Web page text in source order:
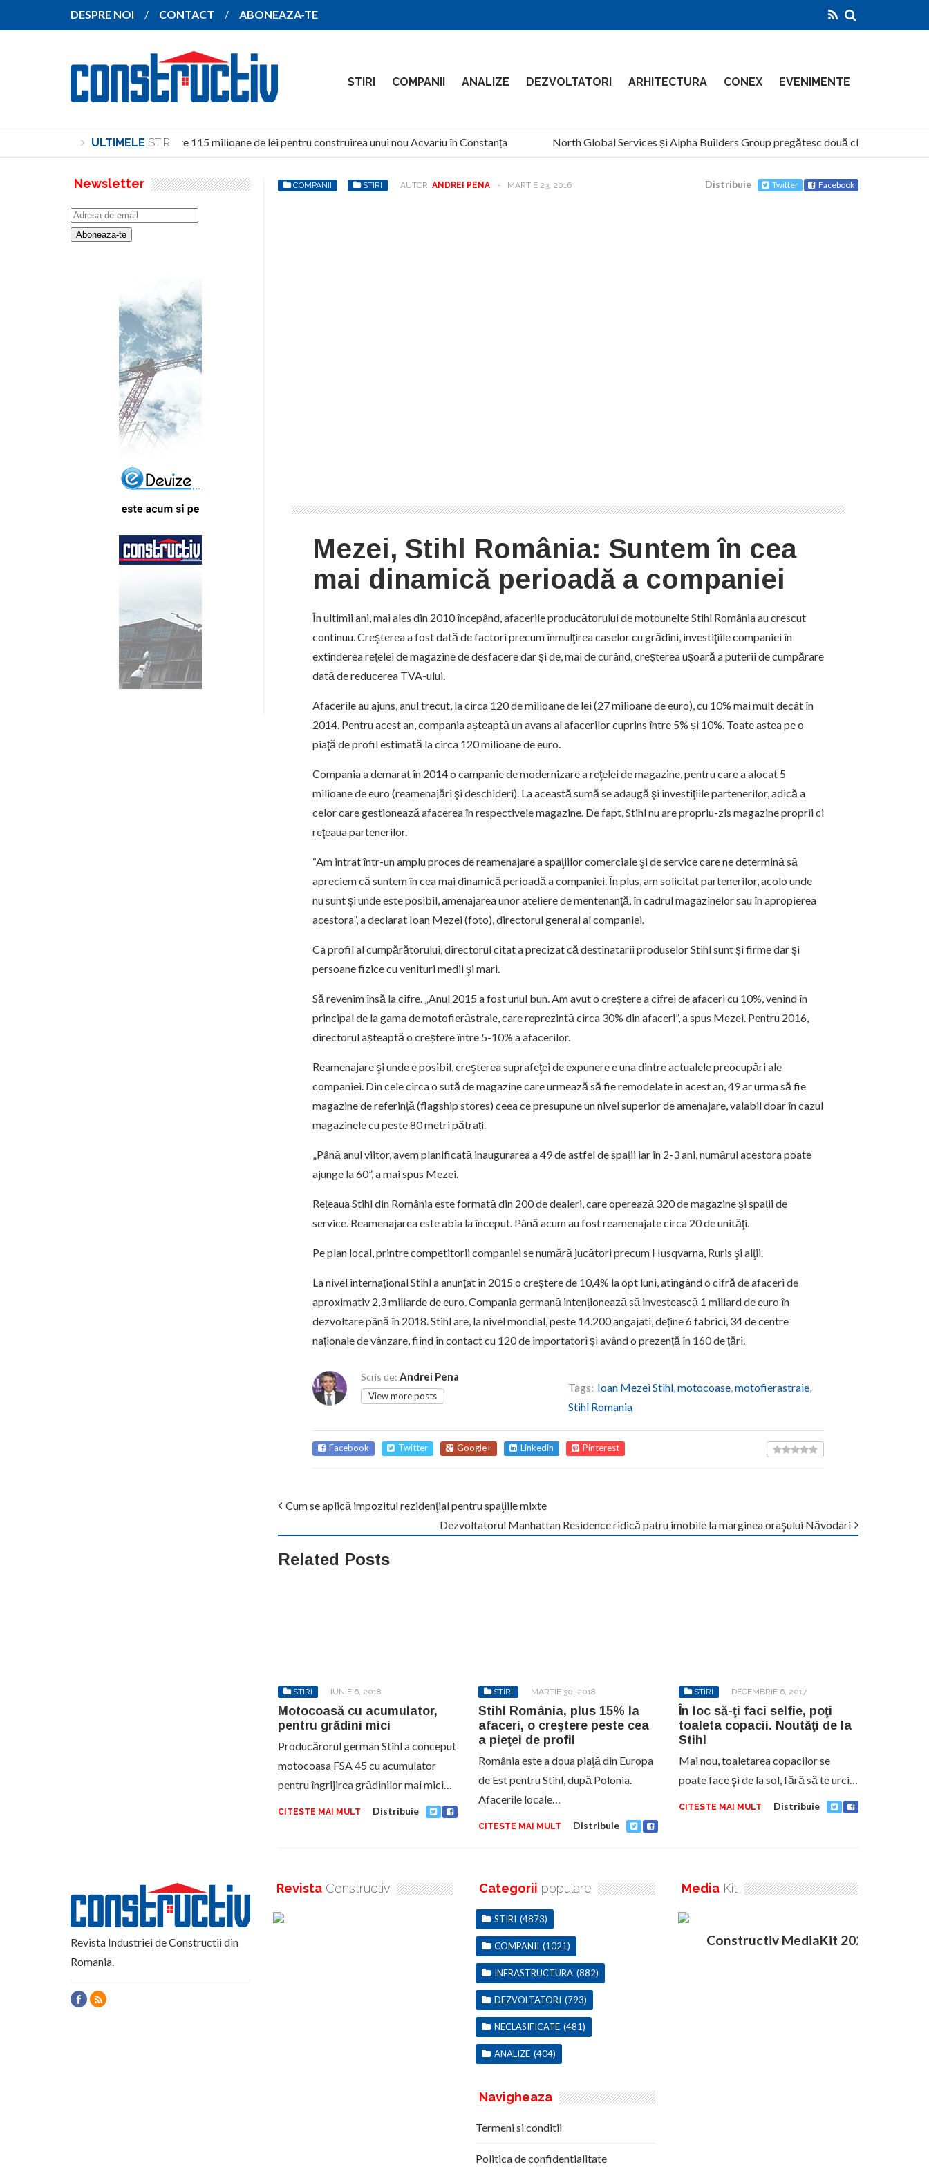
DESPRE NOI CONTACT ABONEAZA-TE
STIRI COMPANII ANALIZE DEZVOLTATORI ARHITECTURA CONEX EVENIMENTE
ULTIMELE STIRI
Investiție de peste 115 milioane de lei pentru construirea unui nou Acvariu în Constanța North Global Services și Alpha Builders Group pregătesc două clădiri de 14 etaje
COMPANII STIRI AUTOR: ANDREI PENA - MARTIE 23, 2016 Distribuie Twitter Facebook
Mezei, Stihl România: Suntem în cea
mai dinamică perioadă a companiei
În ultimii ani, mai ales din 2010 începând, afacerile producătorului de motounelte Stihl România au crescut
continuu. Creşterea a fost dată de factori precum înmulţirea caselor cu grădini, investiţiile companiei în
extinderea reţelei de magazine de desfacere dar şi de, mai de curând, creşterea uşoară a puterii de cumpărare
dată de reducerea TVA-ului.
Afacerile au ajuns, anul trecut, la circa 120 de milioane de lei (27 milioane de euro), cu 10% mai mult decât în
2014. Pentru acest an, compania așteaptă un avans al afacerilor cuprins între 5% și 10%. Toate astea pe o
piaţă de profil estimată la circa 120 milioane de euro.
Compania a demarat în 2014 o campanie de modernizare a reţelei de magazine, pentru care a alocat 5
milioane de euro (reamenajări şi deschideri). La această sumă se adaugă şi investiţiile partenerilor, adică a
celor care gestionează afacerea în respectivele magazine. De fapt, Stihl nu are propriu-zis magazine proprii ci
reţeaua partenerilor.
“Am intrat într-un amplu proces de reamenajare a spaţiilor comerciale şi de service care ne determină să
apreciem că suntem în cea mai dinamică perioadă a companiei. În plus, am solicitat partenerilor, acolo unde
nu sunt şi unde este posibil, amenajarea unor ateliere de mentenanţă, în cadrul magazinelor sau în apropierea
acestora”, a declarat Ioan Mezei (foto), directorul general al companiei.
Ca profil al cumpărătorului, directorul citat a precizat că destinatarii produselor Stihl sunt şi firme dar şi
persoane fizice cu venituri medii şi mari.
Să revenim însă la cifre. „Anul 2015 a fost unul bun. Am avut o creștere a cifrei de afaceri cu 10%, venind în
principal de la gama de motofierăstraie, care reprezintă circa 30% din afaceri”, a spus Mezei. Pentru 2016,
directorul așteaptă o creștere între 5-10% a afacerilor.
Reamenajare şi unde e posibil, creşterea suprafeţei de expunere e una dintre actualele preocupări ale
companiei. Din cele circa o sută de magazine care urmează să fie remodelate în acest an, 49 ar urma să fie
magazine de referință (flagship stores) ceea ce presupune un nivel superior de amenajare, valabil doar în cazul
magazinele cu peste 80 metri pătrați.
„Până anul viitor, avem planificată inaugurarea a 49 de astfel de spații iar în 2-3 ani, numărul acestora poate
ajunge la 60”, a mai spus Mezei.
Rețeaua Stihl din România este formată din 200 de dealeri, care operează 320 de magazine și spații de
service. Reamenajarea este abia la început. Până acum au fost reamenajate circa 20 de unităţi.
Pe plan local, printre competitorii companiei se numără jucători precum Husqvarna, Ruris şi alţii.
La nivel internațional Stihl a anunțat în 2015 o creștere de 10,4% la opt luni, atingând o cifră de afaceri de
aproximativ 2,3 miliarde de euro. Compania germană intenționează să investească 1 miliard de euro în
dezvoltare până în 2018. Stihl are, la nivel mondial, peste 14.200 angajati, deține 6 fabrici, 34 de centre
naționale de vânzare, fiind în contact cu 120 de importatori și având o prezență în 160 de țări.
Scris de: Andrei Pena
View more posts
Tags: Ioan Mezei Stihl motocoase motofierastraie
Stihl Romania
Facebook Twitter Google+ Linkedin Pinterest
Cum se aplică impozitul rezidenţial pentru spaţiile mixte
Dezvoltatorul Manhattan Residence ridică patru imobile la marginea oraşului Năvodari
Related Posts
STIRI IUNIE 6, 2018
Motocoasă cu acumulator,
pentru grădini mici
Producărorul german Stihl a conceput
motocoasa FSA 45 cu acumulator
pentru îngrijirea grădinilor mai mici…
CITESTE MAI MULT Distribuie
STIRI MARTIE 30, 2018
Stihl România, plus 15% la
afaceri, o creştere peste cea
a pieţei de profil
România este a doua piaţă din Europa
de Est pentru Stihl, după Polonia.
Afacerile locale…
CITESTE MAI MULT Distribuie
STIRI DECEMBRIE 6, 2017
În loc să-ţi faci selfie, poţi
toaleta copacii. Noutăţi de la
Stihl
Mai nou, toaletarea copacilor se
poate face şi de la sol, fără să te urci…
CITESTE MAI MULT Distribuie
Newsletter
Revista Industriei de Constructii din
Romania.
Revista Constructiv Categorii populare
STIRI (4873)
COMPANII (1021)
INFRASTRUCTURA (882)
DEZVOLTATORI (793)
NECLASIFICATE (481)
ANALIZE (404)
Navigheaza
Termeni si conditii
Politica de confidentialitate
Media Kit
Constructiv MediaKit 2020